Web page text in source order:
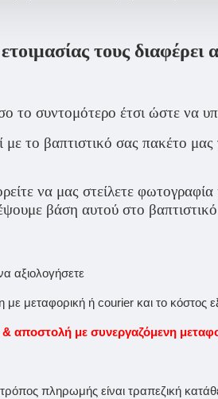
τους
το συντομότερο έτσι ώστε να
το βαπτιστικό σας πακέτο
να μας στείλετε
βάση αυτού στο
αξιολογήσετε
μεταφορική ή courier και το κόστος
με συνεργαζόμενη
πληρωμής είναι τραπεζική